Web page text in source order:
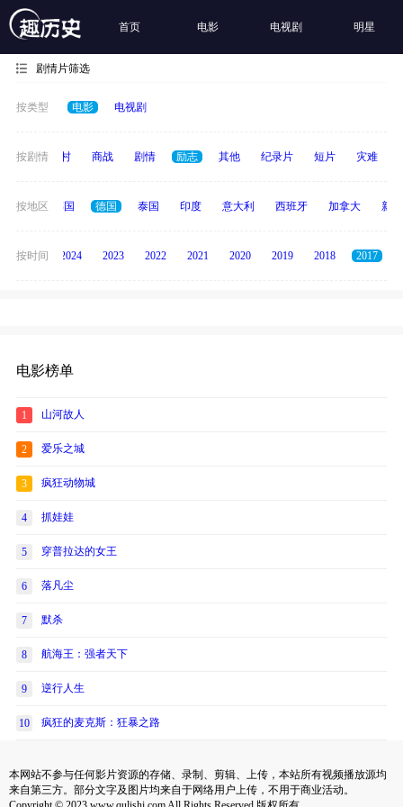
首页 电影 电视剧 明星
剧情片筛选
按类型 电影 电视剧
按剧情
历史 乡村 商战 剧情 励志 其他 纪录片 短片 灾难
按地区
日本 韩国 德国 泰国 印度 意大利 西班牙 加拿大 新
按时间
2025 2024 2023 2022 2021 2020 2019 2018 2017
电影榜单
1 山河故人
2 爱乐之城
3 疯狂动物城
4 抓娃娃
5 穿普拉达的女王
6 落凡尘
7 默杀
8 航海王：强者天下
9 逆行人生
10 疯狂的麦克斯：狂暴之路
本网站不参与任何影片资源的存储、录制、剪辑、上传，本站所有视频播放源均
来自第三方。部分文字及图片均来自于网络用户上传，不用于商业活动。